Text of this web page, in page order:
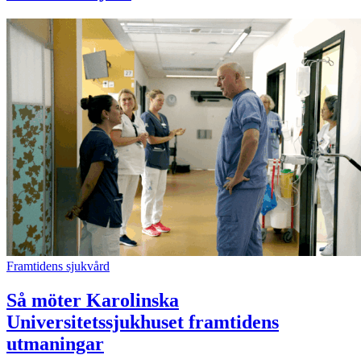
Framtidens sjukvård
Så möter Karolinska
Universitetssjukhuset framtidens
utmaningar